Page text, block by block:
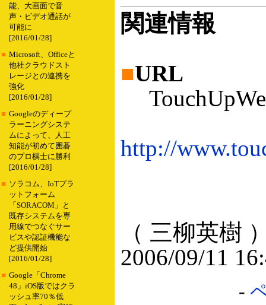
能、大画面で音
声・ビデオ通話が
可能に
[2016/01/28]
■ Microsoft、Officeと
他社クラウドスト
レージとの連携を
強化
[2016/01/28]
■ Googleのディープ
ラーニングシステ
ムによって、人工
知能が初めて囲碁
のプロ棋士に勝利
[2016/01/28]
■ ソラコム、IoTプラ
ットフォーム
「SORACOM」と
既存システムを専
用線でつなぐサー
ビスや認証機能な
ど提供開始
[2016/01/28]
■ Google「Chrome
48」iOS版ではクラ
ッシュ率70％低
関連情報
■URL
http://
（ 三柳英樹
2006/09/11
-